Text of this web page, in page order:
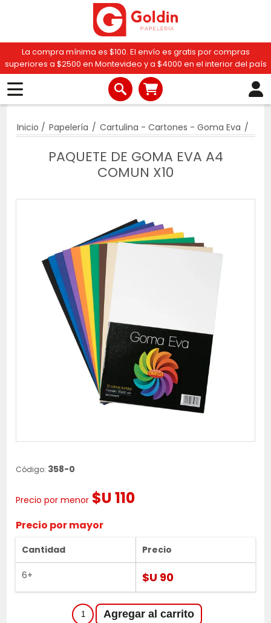
La compra mínima es $100. El envío es gratis por compras
superiores a $2500 en Montevideo y a $4000 en el interior del país
Inicio / Papelería / Cartulina - Cartones - Goma Eva /
PAQUETE DE GOMA EVA A4
COMUN X10
Código: 358-0
Precio por menor $U 110
Precio por mayor
Cantidad
6+
Precio
$U 90